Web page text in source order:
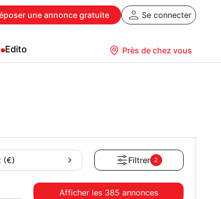
une annonce gratuite Se connecter
Edito Près de chez vous
(€) Filtrer 2
Afficher les 385 annonces